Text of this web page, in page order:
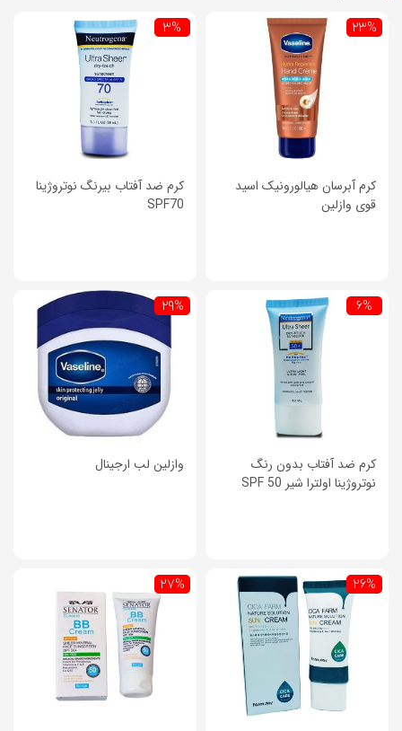
23%
کرم آبرسان هیالورونیک اسید
قوی وازلین
3%
کرم ضد آفتاب بیرنگ نوتروژینا
SPF70
6%
کرم ضد آفتاب بدون رنگ
نوتروژینا اولترا شیر SPF 50
29%
وازلین لب ارجینال
26%
27%